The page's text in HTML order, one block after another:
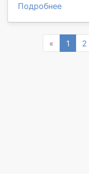
Подробнее
« Previous
1 2